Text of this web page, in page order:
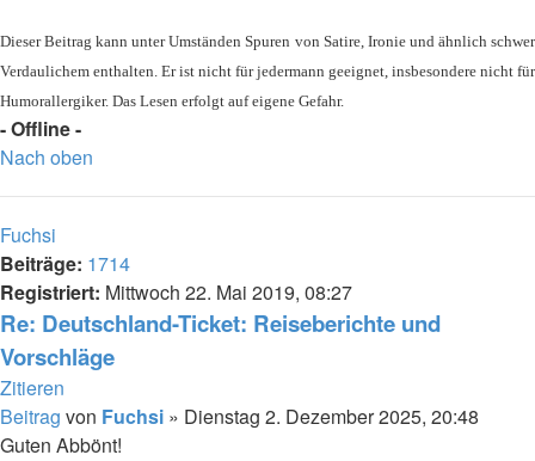
Dieser Beitrag kann unter Umständen Spuren von Satire, Ironie und ähnlich schwer
Verdaulichem enthalten. Er ist nicht für jedermann geeignet, insbesondere nicht für
Humorallergiker. Das Lesen erfolgt auf eigene Gefahr.
- Offline -
Nach oben
Fuchsi
Beiträge: 1714
Registriert: Mittwoch 22. Mai 2019, 08:27
Re: Deutschland-Ticket: Reiseberichte und
Vorschläge
Zitieren
Beitrag von Fuchsi » Dienstag 2. Dezember 2025, 20:48
Guten Abbönt!